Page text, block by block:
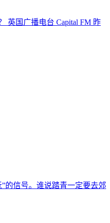
英国广播电台 Capital FM 昨
的信号。谁说踏青一定要去郊